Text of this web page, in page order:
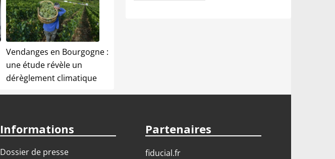
Vendanges en Bourgogne :
une étude révèle un
dérèglement climatique
Informations
Dossier de presse
Partenaires
fiducial.fr